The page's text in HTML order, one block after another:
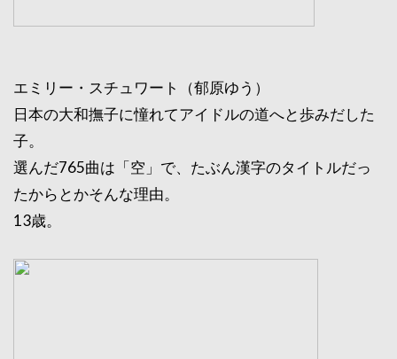
エミリー・スチュワート（郁原ゆう）
日本の大和撫子に憧れてアイドルの道へと歩みだした
子。
選んだ765曲は「空」で、たぶん漢字のタイトルだっ
たからとかそんな理由。
13歳。